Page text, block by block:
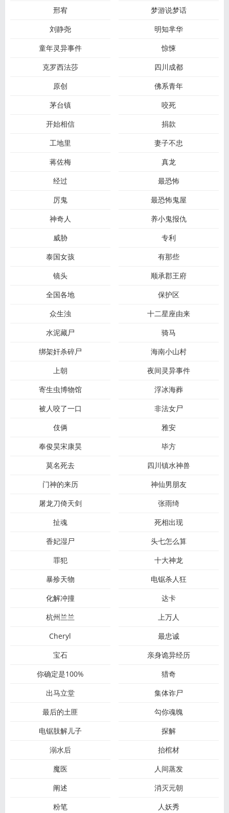
邢宥
梦游说梦话
刘静尧
明知芈华
童年灵异事件
惊悚
克罗西法莎
四川成都
原创
佛系青年
茅台镇
咬死
开始相信
捐款
工地里
妻子不忠
蒋佐梅
真龙
经过
最恐怖
厉鬼
最恐怖鬼屋
神奇人
养小鬼报仇
威胁
专利
泰国女孩
有那些
镜头
顺承郡王府
全国各地
保护区
众生浊
十二星座由来
水泥藏尸
骑马
绑架奸杀碎尸
海南小山村
上朝
夜间灵异事件
寄生虫博物馆
浮冰海葬
被人咬了一口
非法女尸
伎俩
雅安
奉俊昊宋康昊
毕方
莫名死去
四川镇水神兽
门神的来历
神仙男朋友
屠龙刀倚天剑
张雨绮
扯魂
死相出现
香妃湿尸
头七怎么算
罪犯
十大神龙
暴殄天物
电锯杀人狂
化解冲撞
达卡
杭州兰兰
上万人
Cheryl
最忠诚
宝石
亲身诡异经历
你确定是100%
猎奇
出马立堂
集体诈尸
最后的土匪
勾你魂魄
电锯肢解儿子
探解
溺水后
抬棺材
魔医
人间蒸发
阐述
消灭元朝
粉笔
人妖秀